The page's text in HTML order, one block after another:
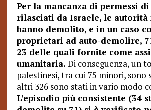
Per la mancanza di permessi
rilasciati da Israele, le autorità
hanno demolito, e in un caso
proprietari ad auto-demolire,
23 delle quali fornite come
umanitaria. Di conseguenza, un
palestinesi, tra cui 75 minori, sono
altri 326 sono stati in vario modo
L’episodio più consistente (34